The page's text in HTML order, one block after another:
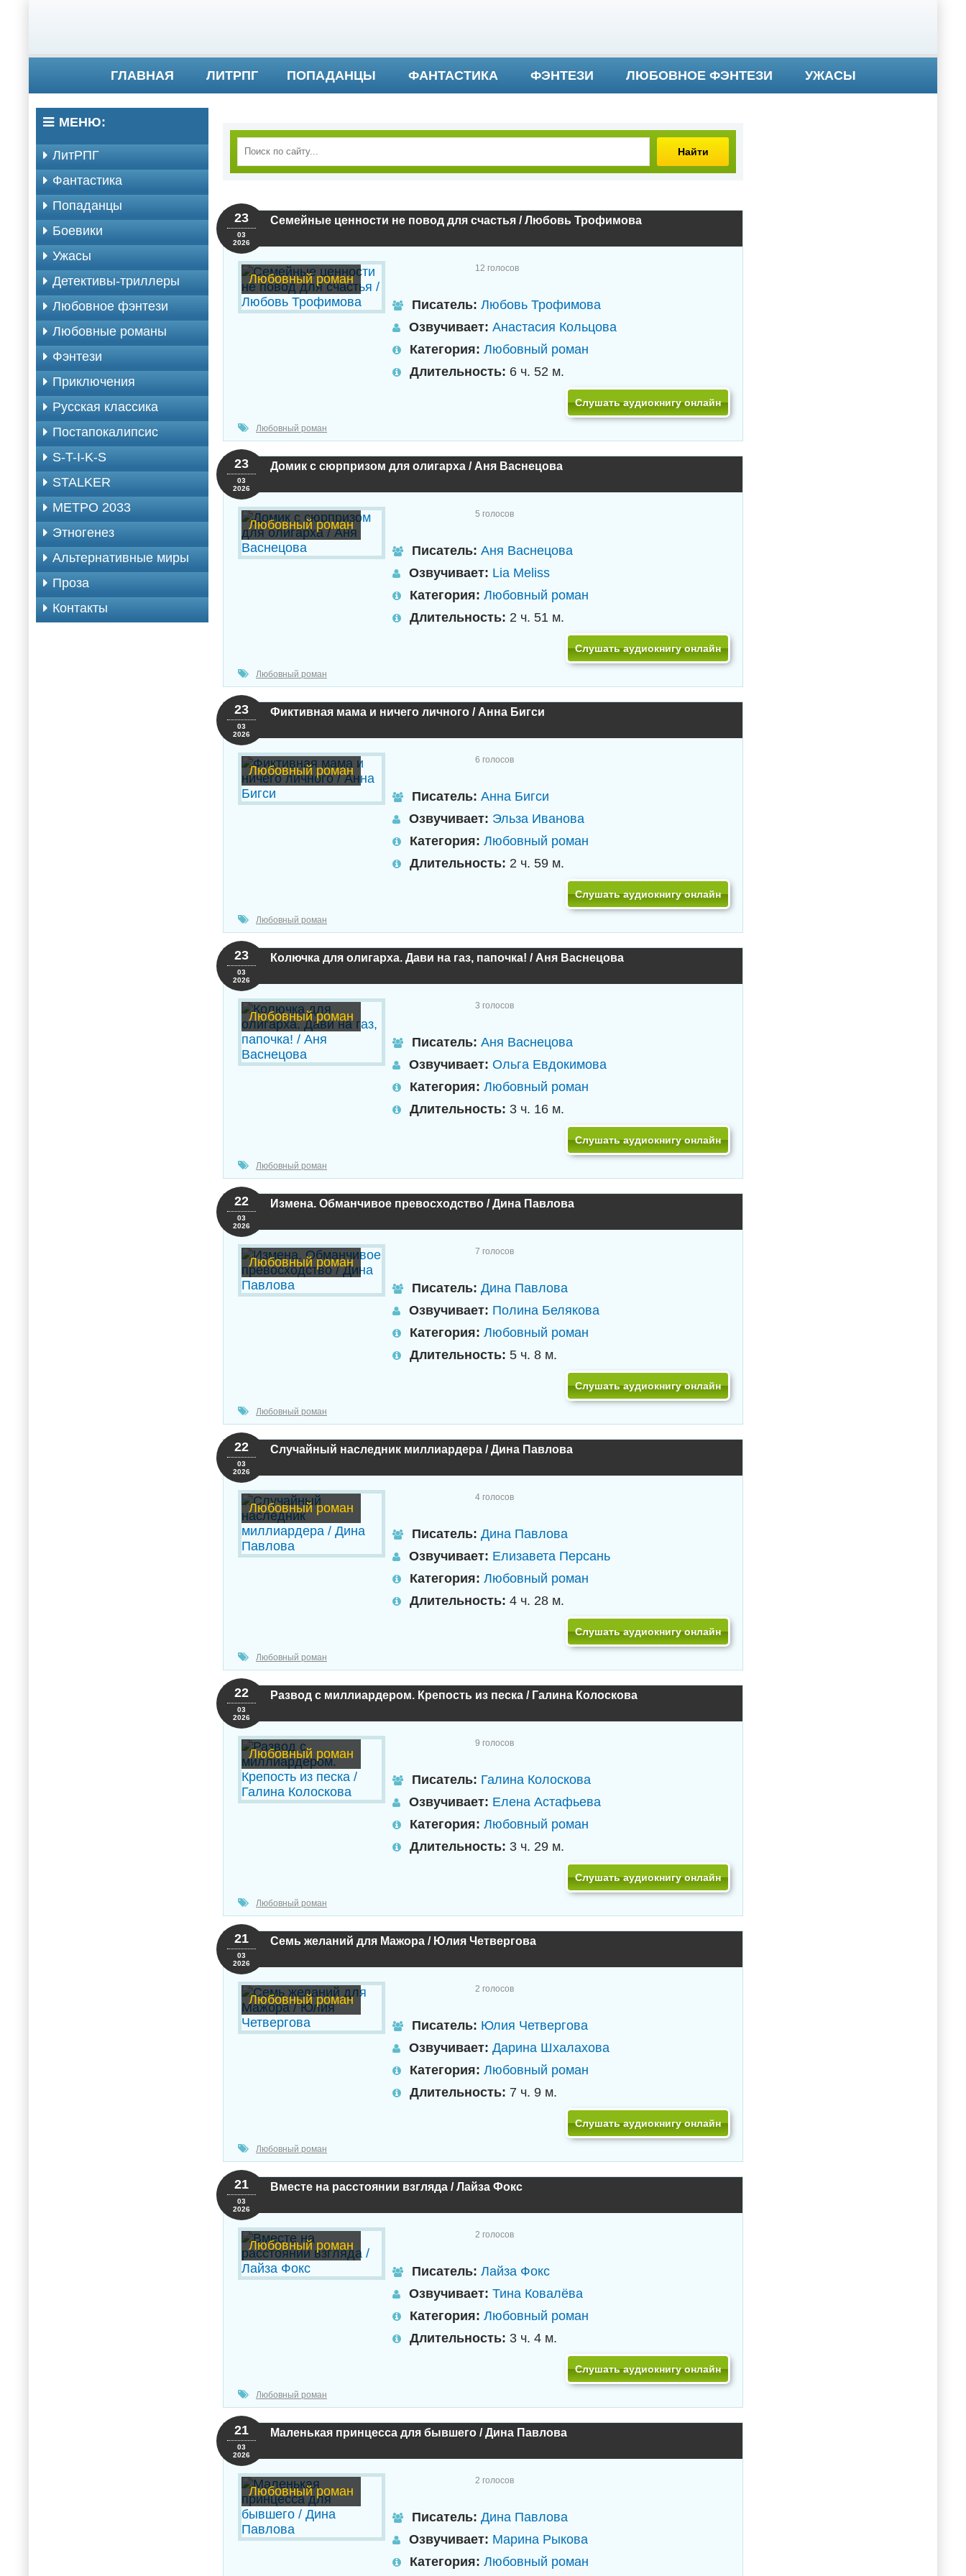
ГЛАВНАЯ ЛИТРПГ ПОПАДАНЦЫ ФАНТАСТИКА ФЭНТЕЗИ ЛЮБОВНОЕ ФЭНТЕЗИ УЖАСЫ
Найти
Семейные ценности не повод для счастья / Любовь Трофимова
23
03
2026
Любовный роман
12 голосов
Писатель: Любовь Трофимова
Озвучивает: Анастасия Кольцова
Категория: Любовный роман
Длительность: 6 ч. 52 м.
Слушать аудиокнигу онлайн
Любовный роман
Домик с сюрпризом для олигарха / Аня Васнецова
23
03
2026
Любовный роман
5 голосов
Писатель: Аня Васнецова
Озвучивает: Lia Meliss
Категория: Любовный роман
Длительность: 2 ч. 51 м.
Слушать аудиокнигу онлайн
Любовный роман
Фиктивная мама и ничего личного / Анна Бигси
23
03
2026
Любовный роман
6 голосов
Писатель: Анна Бигси
Озвучивает: Эльза Иванова
Категория: Любовный роман
Длительность: 2 ч. 59 м.
Слушать аудиокнигу онлайн
Любовный роман
Колючка для олигарха. Дави на газ, папочка! / Аня Васнецова
23
03
2026
Любовный роман
3 голосов
Писатель: Аня Васнецова
Озвучивает: Ольга Евдокимова
Категория: Любовный роман
Длительность: 3 ч. 16 м.
Слушать аудиокнигу онлайн
Любовный роман
Измена. Обманчивое превосходство / Дина Павлова
22
03
2026
Любовный роман
7 голосов
Писатель: Дина Павлова
Озвучивает: Полина Белякова
Категория: Любовный роман
Длительность: 5 ч. 8 м.
Слушать аудиокнигу онлайн
Любовный роман
Случайный наследник миллиардера / Дина Павлова
22
03
2026
Любовный роман
4голосов
Писатель: Дина Павлова
Озвучивает: Елизавета Персань
Категория: Любовный роман
Длительность: 4 ч. 28 м.
Слушать аудиокнигу онлайн
Любовный роман
Развод с миллиардером. Крепость из песка / Галина Колоскова
22
03
2026
Любовный роман
9 голосов
Писатель: Галина Колоскова
Озвучивает: Елена Астафьева
Категория: Любовный роман
Длительность: 3 ч. 29 м.
Слушать аудиокнигу онлайн
Любовный роман
Семь желаний для Мажора / Юлия Четвергова
21
03
2026
Любовный роман
2 голосов
Писатель: Юлия Четвергова
Озвучивает: Дарина Шхалахова
Категория: Любовный роман
Длительность: 7 ч. 9 м.
Слушать аудиокнигу онлайн
Любовный роман
Вместе на расстоянии взгляда / Лайза Фокс
21
03
2026
Любовный роман
2 голосов
Писатель: Лайза Фокс
Озвучивает: Тина Ковалёва
Категория: Любовный роман
Длительность: 3 ч. 4 м.
Слушать аудиокнигу онлайн
Любовный роман
Маленькая принцесса для бывшего / Дина Павлова
21
03
2026
Любовный роман
2 голосов
Писатель: Дина Павлова
Озвучивает: Марина Рыкова
Категория: Любовный роман
МЕНЮ:
ЛитРПГ
Фантастика
Попаданцы
Боевики
Ужасы
Детективы-триллеры
Любовное фэнтези
Любовные романы
Фэнтези
Приключения
Русская классика
Постапокалипсис
S-T-I-K-S
STALKER
МЕТРО 2033
Этногенез
Альтернативные миры
Проза
Контакты